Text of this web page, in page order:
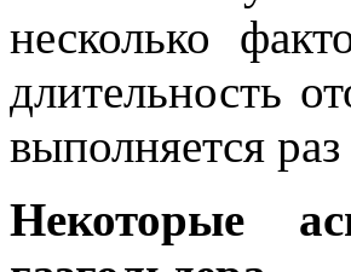
несколько
длительность
выполняется
Некоторые